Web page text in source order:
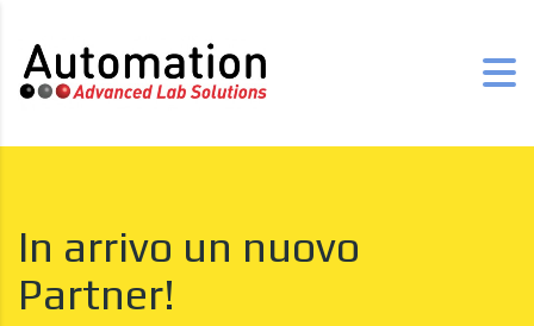
In arrivo un nuovo
Partner!